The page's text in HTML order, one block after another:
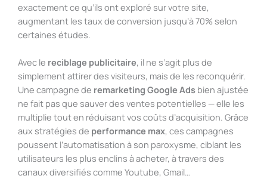
exactement ce qu’ils ont exploré sur votre site,
augmentant les taux de conversion jusqu’à 70% selon
certaines études.
Avec le reciblage publicitaire, il ne s’agit plus de
simplement attirer des visiteurs, mais de les reconquérir.
Une campagne de remarketing Google Ads bien ajustée
ne fait pas que sauver des ventes potentielles — elle les
multiplie tout en réduisant vos coûts d’acquisition. Grâce
aux stratégies de performance max, ces campagnes
poussent l’automatisation à son paroxysme, ciblant les
utilisateurs les plus enclins à acheter, à travers des
canaux diversifiés comme Youtube, Gmail…